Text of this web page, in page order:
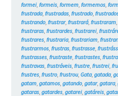
formei, formeis, formem, formemos,
frustrada, frustradas, frustrado,
frustrando, frustrar, frustrará, frustraram,
frustraras, frustrardes, frustrarei,
frustrares, frustraria, frustrariam,
frustrarmos, frustras, frustrasse,
frustrasses, frustraste, frustrastes,
frustravas, frustráveis, frustre, frustrei,
frustres, frustro, frustrou, Gata, gatada,
gatam, gatamos, gatando, gatar, gatara,
gataras, gatardes, gatarei, gatáreis,